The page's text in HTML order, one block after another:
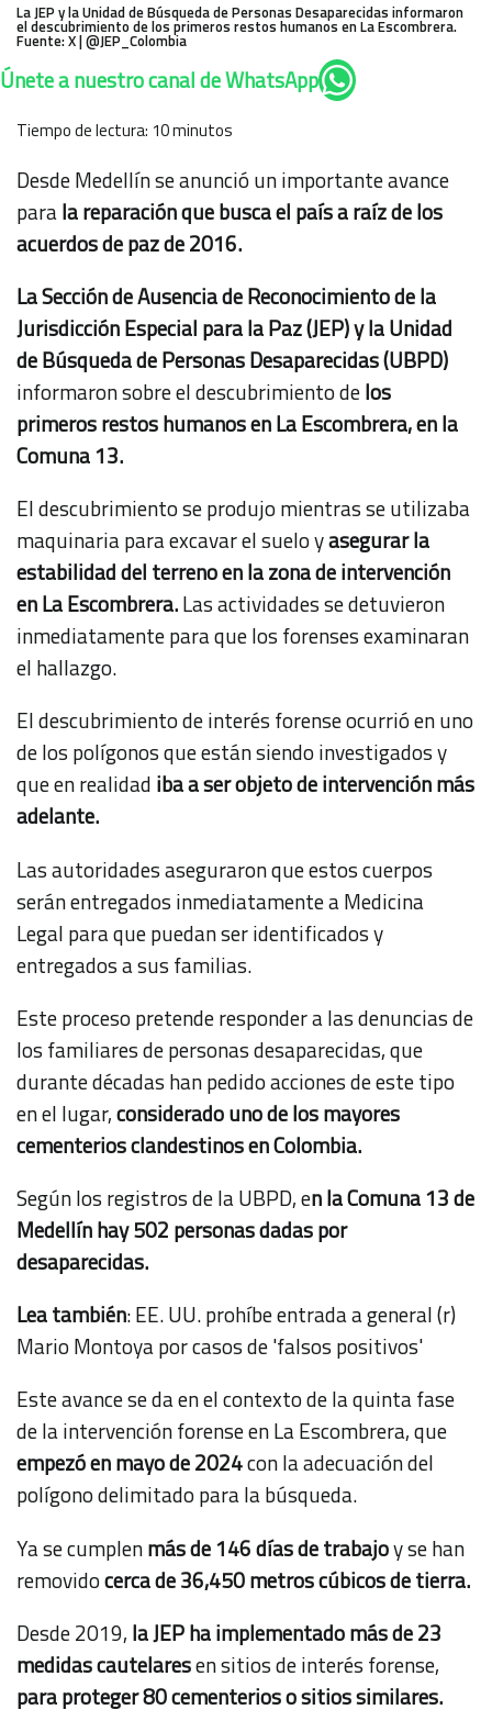
La JEP y la Unidad de Búsqueda de Personas Desaparecidas informaron
el descubrimiento de los primeros restos humanos en La Escombrera.
Fuente: X | @JEP_Colombia
Únete a nuestro canal de WhatsApp
Tiempo de lectura: 10minutos
Desde Medellín se anunció un importante avance
parala reparación que busca el país a raíz de los
acuerdos de paz de 2016.
La Sección de Ausencia de Reconocimiento de la
Jurisdicción Especial para la Paz (JEP) y la Unidad
de Búsqueda de Personas Desaparecidas (UBPD)
informaron sobre el descubrimiento delos
primeros restos humanos en La Escombrera, en la
Comuna 13.
El descubrimiento se produjo mientras se utilizaba
maquinaria para excavar el suelo yasegurar la
estabilidad del terreno en la zona de intervención
en La Escombrera.Las actividades se detuvieron
inmediatamente para que los forenses examinaran
el hallazgo.
El descubrimiento de interés forense ocurrió en uno
de los polígonos que están siendo investigados y
que en realidad iba a ser objeto de intervención más
adelante.
Las autoridades aseguraron que estos cuerpos
serán entregados inmediatamente a Medicina
Legal para que puedan ser identificados y
entregados a sus familias.
Este proceso pretende responder a las denuncias de
los familiares de personas desaparecidas, que
durante décadas han pedido acciones de este tipo
en el lugar,considerado uno de los mayores
cementerios clandestinos en Colombia.
Según los registros de la UBPD, en la Comuna 13 de
Medellín hay 502 personas dadas por
desaparecidas.
Lea también:EE. UU. prohíbe entrada a general (r)
Mario Montoya por casos de 'falsos positivos'
Este avance se da en el contexto de la quinta fase
de la intervención forense en La Escombrera, que
empezó en mayo de 2024con la adecuación del
polígono delimitado para la búsqueda.
Ya se cumplenmás de 146 días de trabajoy se han
removidocerca de 36,450 metros cúbicos de tierra.
Desde 2019, la JEP ha implementado más de 23
medidas cautelaresen sitios de interés forense,
para proteger 80 cementerios o sitios similares.